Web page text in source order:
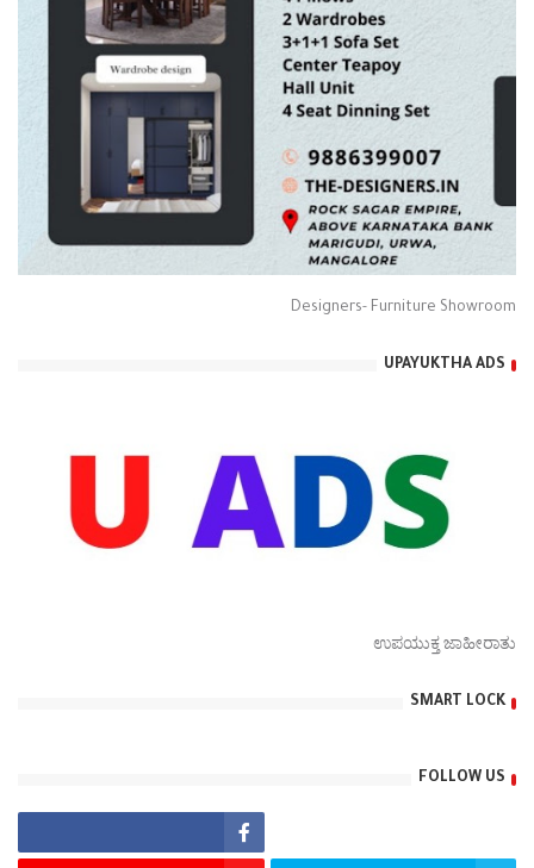
Designers- Furniture Showroom
UPAYUKTHA ADS
ಉಪಯುಕ್ತ ಜಾಹೀರಾತು
SMART LOCK
FOLLOW US